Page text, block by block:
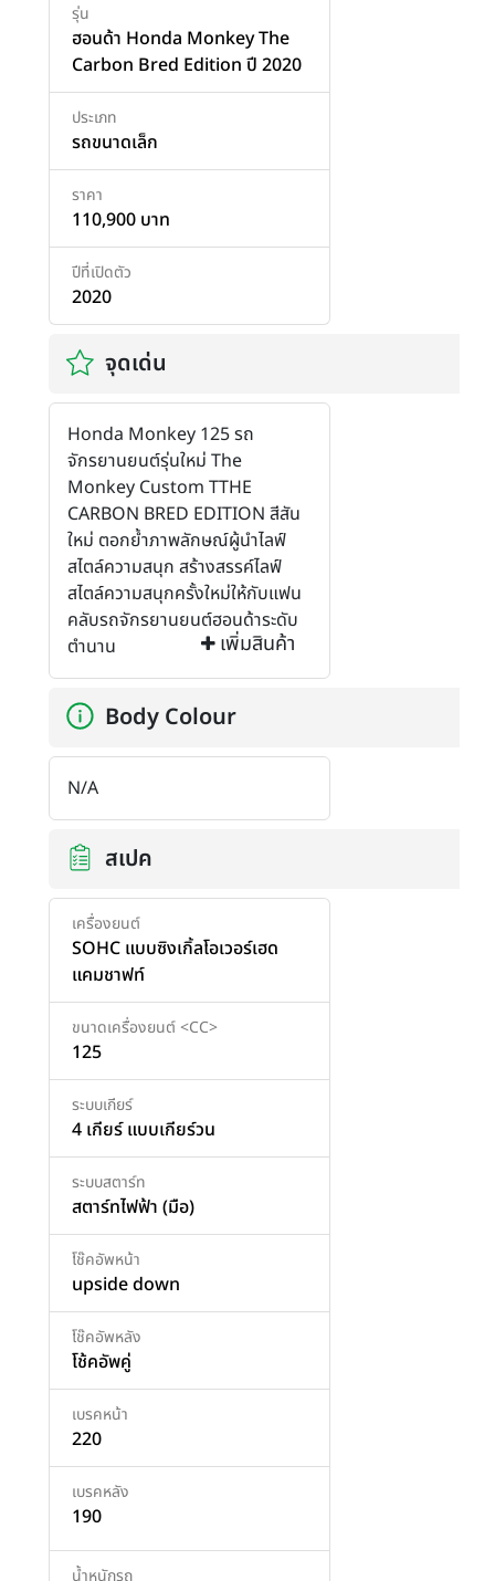
เพิ่มสินค้า
รุ่น
ฮอนด้า Honda Monkey The
Carbon Bred Edition ปี 2020
ประเภท
รถขนาดเล็ก
ราคา
110,900 บาท
ปีที่เปิดตัว
2020
จุดเด่น
Honda Monkey 125 รถ
จักรยานยนต์รุ่นใหม่ The
Monkey Custom TTHE
CARBON BRED EDITION สีสัน
ใหม่ ตอกย้ำภาพลักษณ์ผู้นำไลฟ์
สไตล์ความสนุก สร้างสรรค์ไลฟ์
สไตล์ความสนุกครั้งใหม่ให้กับแฟน
คลับรถจักรยานยนต์ฮอนด้าระดับ
ตำนาน
Body Colour
N/A
สเปค
เครื่องยนต์
SOHC แบบซิงเกิ้ลโอเวอร์เฮด
แคมชาฟท์
ขนาดเครื่องยนต์ <CC>
125
ระบบเกียร์
4 เกียร์ แบบเกียร์วน
ระบบสตาร์ท
สตาร์ทไฟฟ้า (มือ)
โช๊คอัพหน้า
upside down
โช๊คอัพหลัง
โช้คอัพคู่
เบรคหน้า
220
เบรคหลัง
190
น้ำหนักรถ